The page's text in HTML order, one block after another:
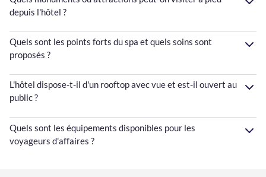
depuis l'hôtel ?
Quels sont les points forts du spa et quels soins sont
proposés ?
L'hôtel dispose-t-il d'un rooftop avec vue et est-il ouvert au
public ?
Quels sont les équipements disponibles pour les
voyageurs d'affaires ?